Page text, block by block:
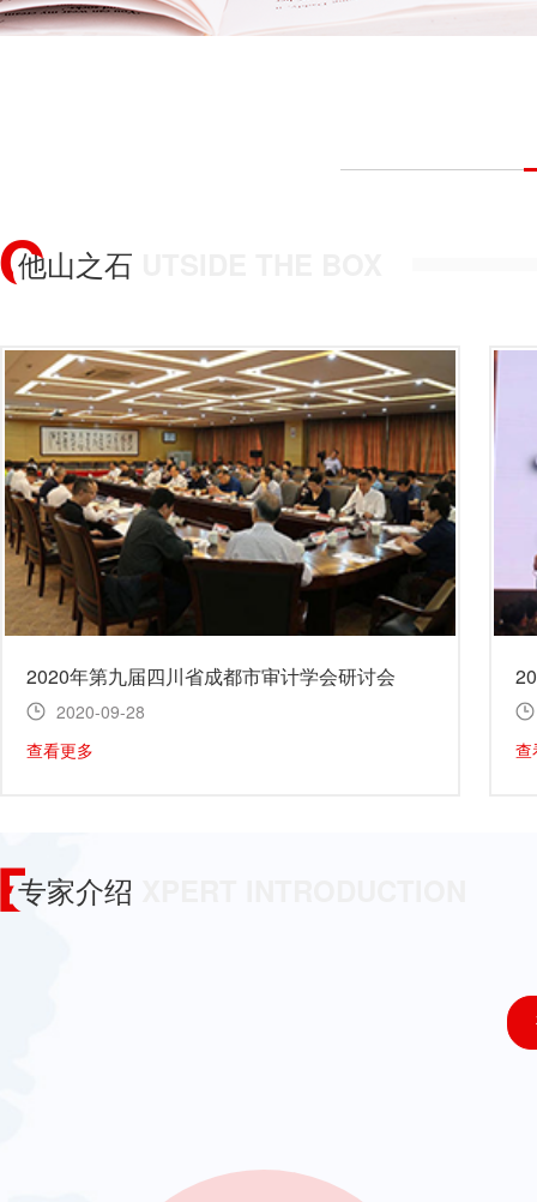
他山之石
2020年第九届四川省成都市审计学会研讨会
2020-09-28
查看更多
专家介绍